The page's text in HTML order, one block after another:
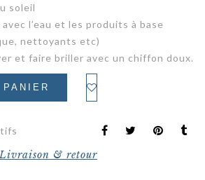
soleil
l’eau et les produits à base
nettoyants etc)
et faire briller avec un chiffon doux.
Livraison & retour